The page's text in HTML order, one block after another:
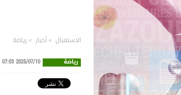
الاستقبال >أخبار > رياضة
رياضة 2025/07/10 07:03